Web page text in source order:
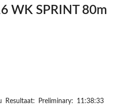
WK SPRINT 80m
Preliminary: 11:38:33